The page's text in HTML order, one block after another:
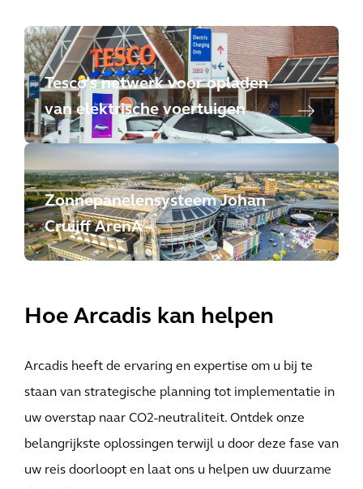
Tesco’s netwerk voor opladen
van elektrische voertuigen
Zonnepanelensysteem Johan
Cruijff ArenA
Hoe Arcadis kan helpen
Arcadis heeft de ervaring en expertise om u bij te
staan van strategische planning tot implementatie in
uw overstap naar CO2-neutraliteit. Ontdek onze
belangrijkste oplossingen terwijl u door deze fase van
uw reis doorloopt en laat ons u helpen uw duurzame